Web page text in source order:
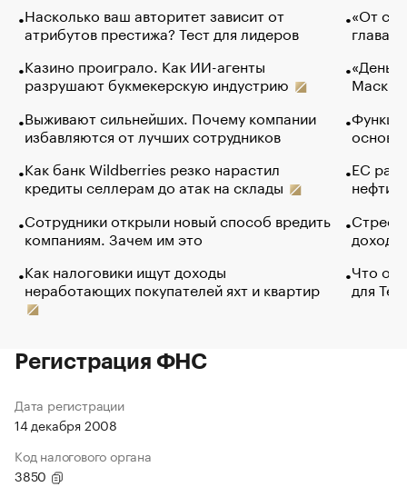
Насколько ваш авторитет зависит от
атрибутов престижа? Тест для лидеров
Казино проиграло. Как ИИ-агенты
разрушают букмекерскую индустрию
Выживают сильнейших. Почему компании
избавляются от лучших сотрудников
Как банк Wildberries резко нарастил
кредиты селлерам до атак на склады
Сотрудники открыли новый способ вредить
компаниям. Зачем им это
Как налоговики ищут доходы
неработающих покупателей яхт и квартир
«От
глава
Маск в
основ
ЕС
нефти
Что
для
Регистрация ФНС
Дата регистрации
14 декабря 2008
Код налогового органа
3850